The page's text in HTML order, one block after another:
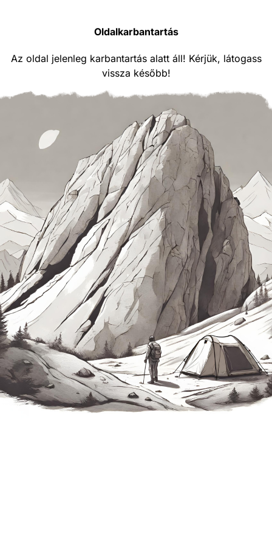
Oldalkarbantartás
Az oldal jelenleg karbantartás alatt áll! Kérjük, látogass
vissza később!